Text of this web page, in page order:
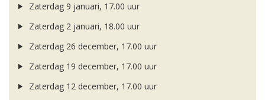
Zaterdag 9 januari, 17.00 uur
Zaterdag 2 januari, 18.00 uur
Zaterdag 26 december, 17.00 uur
Zaterdag 19 december, 17.00 uur
Zaterdag 12 december, 17.00 uur